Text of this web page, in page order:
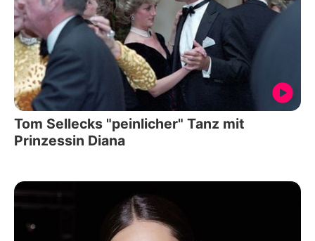
Tom Sellecks "peinlicher" Tanz mit
Prinzessin Diana